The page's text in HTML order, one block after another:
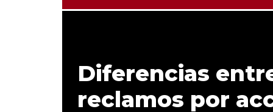
Diferencias
reclamos por